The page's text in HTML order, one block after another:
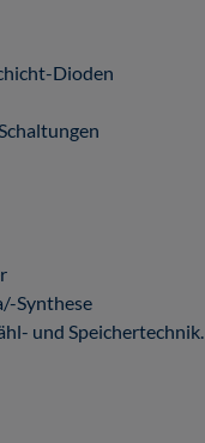
Dioden
Synthese
und Speichertechnik.